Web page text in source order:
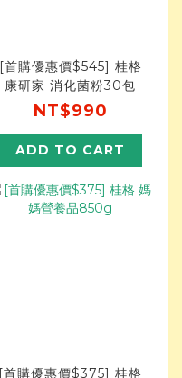
[首購優惠價$545] 桂格
康研家 消化菌粉30包
NT$990
ADD TO CART
[首購優惠價$375] 桂格